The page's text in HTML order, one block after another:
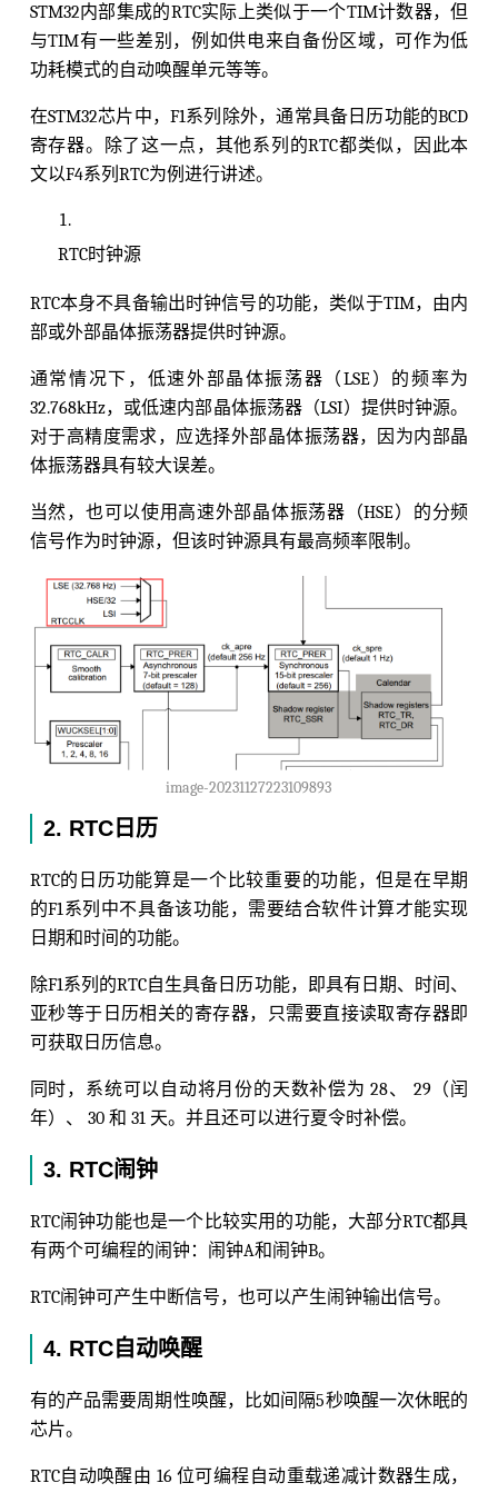
STM32内部集成的RTC实际上类似于一个TIM计数器，但
与TIM有一些差别，例如供电来自备份区域，可作为低
功耗模式的自动唤醒单元等等。
在STM32芯片中，F1系列除外，通常具备日历功能的BCD
寄存器。除了这一点，其他系列的RTC都类似，因此本
文以F4系列RTC为例进行讲述。
RTC时钟源
RTC本身不具备输出时钟信号的功能，类似于TIM，由内
部或外部晶体振荡器提供时钟源。
通常情况下，低速外部晶体振荡器（LSE）的频率为
32.768kHz，或低速内部晶体振荡器（LSI）提供时钟源。
对于高精度需求，应选择外部晶体振荡器，因为内部晶
体振荡器具有较大误差。
当然，也可以使用高速外部晶体振荡器（HSE）的分频
信号作为时钟源，但该时钟源具有最高频率限制。
image-20231127223109893
2. RTC日历
RTC的日历功能算是一个比较重要的功能，但是在早期
的F1系列中不具备该功能，需要结合软件计算才能实现
日期和时间的功能。
除F1系列的RTC自生具备日历功能，即具有日期、时间、
亚秒等于日历相关的寄存器，只需要直接读取寄存器即
可获取日历信息。
同时，系统可以自动将月份的天数补偿为 28、 29（闰
年）、 30 和 31 天。并且还可以进行夏令时补偿。
3. RTC闹钟
RTC闹钟功能也是一个比较实用的功能，大部分RTC都具
有两个可编程的闹钟：闹钟A和闹钟B。
RTC闹钟可产生中断信号，也可以产生闹钟输出信号。
4. RTC自动唤醒
有的产品需要周期性唤醒，比如间隔5秒唤醒一次休眠的
芯片。
RTC自动唤醒由 16 位可编程自动重载递减计数器生成，